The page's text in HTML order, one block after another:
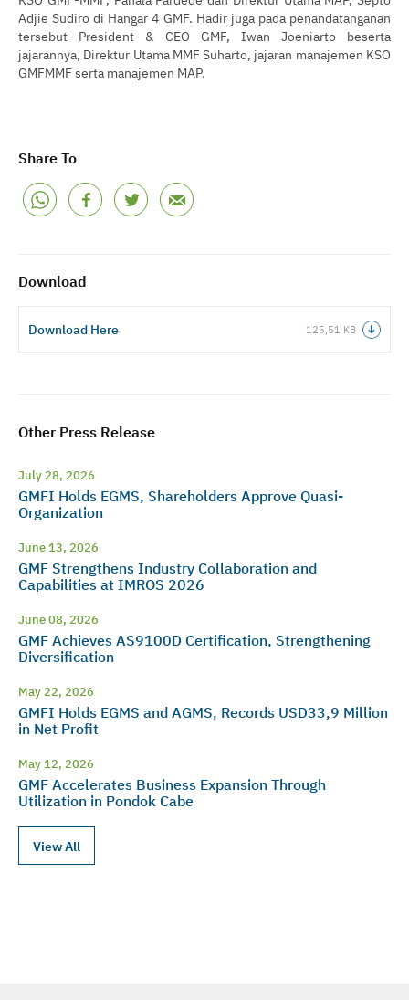
Share To
Download
Download Here 125,51 KB
Other Press Release
July 28, 2026
GMFI Holds EGMS, Shareholders Approve Quasi-
Organization
June 13, 2026
GMF Strengthens Industry Collaboration and
Capabilities at IMROS 2026
June 08, 2026
GMF Achieves AS9100D Certification, Strengthening
Diversification
May 22, 2026
GMFI Holds EGMS and AGMS, Records USD33,9 Million
in Net Profit
May 12, 2026
GMF Accelerates Business Expansion Through
Utilization in Pondok Cabe
View All
Adjie Sudiro di Hangar 4 GMF. Hadir juga pada penandatanganan
tersebut President & CEO GMF, Iwan Joeniarto beserta
jajarannya, Direktur Utama MMF Suharto, jajaran manajemen KSO
GMFMMF serta manajemen MAP.